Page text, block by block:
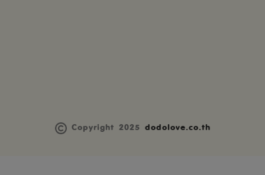
Copyright 2025 dodolove.co.th